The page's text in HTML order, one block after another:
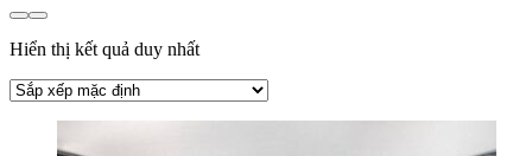
Hiển thị kết quả duy nhất